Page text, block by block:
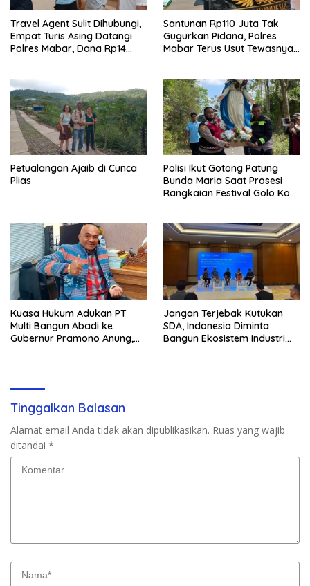
Travel Agent Sulit Dihubungi,
Empat Turis Asing Datangi
Polres Mabar, Dana Rp14
Santunan Rp110 Juta Tak
Gugurkan Pidana, Polres
Mabar Terus Usut Tewasnya
Petualangan Ajaib di Cunca
Plias
Polisi Ikut Gotong Patung
Bunda Maria Saat Prosesi
Rangkaian Festival Golo Koe
Kuasa Hukum Adukan PT
Multi Bangun Abadi ke
Gubernur Pramono Anung,
Jangan Terjebak Kutukan
SDA, Indonesia Diminta
Bangun Ekosistem Industri
Tinggalkan Balasan
Alamat email Anda tidak akan dipublikasikan. Ruas yang wajib
ditandai *